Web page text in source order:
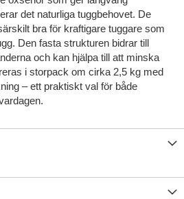
det naturliga tuggbehovet. De
bra för kraftigare tuggare som
Den fasta strukturen bidrar till
och kan hjälpa till att minska
i storpack om cirka 2,5 kg med
– ett praktiskt val för både